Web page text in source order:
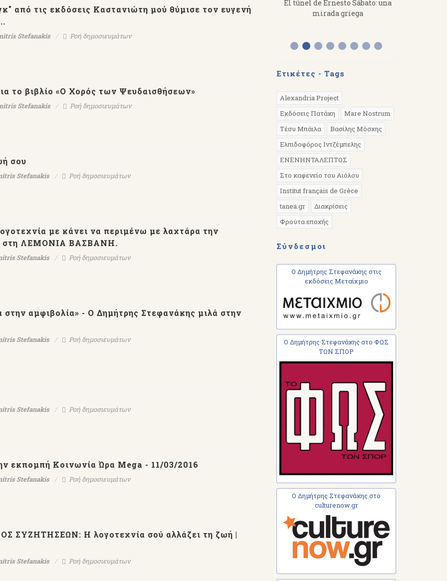
από τις εκδόσεις Καστανιώτη μού θύμισε τον ευγενή
Stefanakis Ροή δημοσιευμάτων
το βιβλίο «Ο Χορός των Ψευδαισθήσεων»
Stefanakis Ροή δημοσιευμάτων
σου
Stefanakis Ροή δημοσιευμάτων
με κάνει να περιμένω με λαχτάρα την
στη ΛΕΜΟΝΙΑ ΒΑΣΒΑΝΗ.
Stefanakis Ροή δημοσιευμάτων
αμφιβολία» - Ο Δημήτρης Στεφανάκης μιλά στην
Stefanakis Ροή δημοσιευμάτων
Stefanakis Ροή δημοσιευμάτων
εκπομπή Κοινωνία Ώρα Mega - 11/03/2016
Stefanakis Ροή δημοσιευμάτων
ΣΥΖΗΤΗΣΕΩΝ: Η λογοτεχνία σού αλλάζει τη ζωή |
Stefanakis Ροή δημοσιευμάτων
Αλεξάνδρειας-Δημήτρης
Stefanakis：Genius is a toil, you
El túnel de Ernesto Sábato: una
mirada griega
Ετικέτες - Tags
Alexandria Project
Εκδόσεις Πατάκη
Mare Nostrum
Τέσυ Μπάιλα
Βασίλης Μόσχης
Ελπιδοφόρος Ιντζέμπελης
EΝΕΝΗΝΤΑΛΕΠΤΟΣ
Στο καφενείο του Αιόλου
Institut français de Grèce
tanea.gr
Διακρίσεις
Φρούτα εποχής
Σύνδεσμοι
Ο Δημήτρης Στεφανάκης στις
εκδόσεις Μεταίχμιο
Ο Δημήτρης Στεφανάκης στο ΦΩΣ
ΤΩΝ ΣΠΟΡ
Ο Δημήτρης Στεφανάκης στο
culturenow.gr